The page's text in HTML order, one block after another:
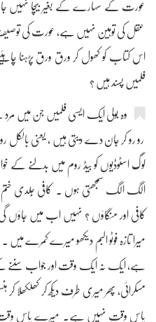
عورت کے سہارے کے بغیر بیچا نہیں
عقل کی توہین نہیں ہے، عورت کی
اس کتاب کو کھول کر ورق ورق پڑہنا
فلمیں پسند ہیں ؟
‫‫وہ بولی ایک ایسی فلمیں جن میں
رو رو کر جان دے دیتی ہیں ، یعنی بالکل
لوگ اسٹوڈیوں کو بیڈ روم میں بدلنے کے
الگ الگ سمجھتی ہوں ۔ کافی جلدی
کافی اور منگاؤں ؟ نہیں اب میں جاؤں
میرا تازہ فوٹو البم دیکھو میرے کمرے میں ۔
ہے، ایک نہ ایک وقت اور جواب سننے
مسکرائی، پھر میری طرف دیکھ کر کھلکھلا
پاس وقت نہیں ہے۔ میرے پاس وقت